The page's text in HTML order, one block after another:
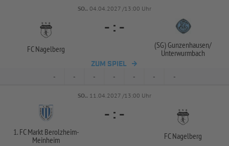
SO.. 04.04.2027 /13:00 Uhr
FC Nagelberg
- : -
(SG) Gunzenhausen/
Unterwurmbach
ZUM SPIEL
- - - - - - -
SO.. 11.04.2027 /13:00 Uhr
1. FC Markt Berolzheim-
Meinheim
- : -
FC Nagelberg